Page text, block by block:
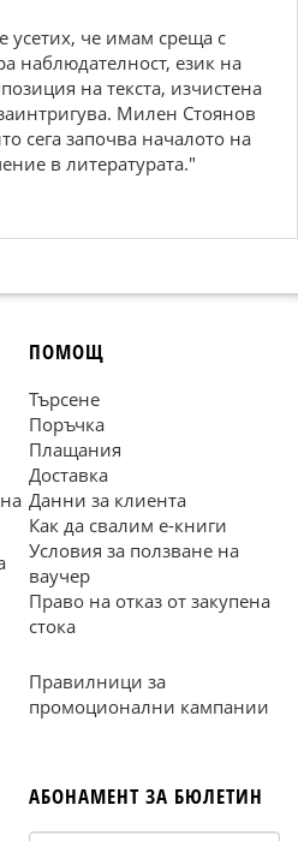
усетих, че имам среща с
наблюдателност, език на
на текста, изчистена
Милен Стоянов
сега започва началото на
в литературата."
ПОМОЩ
Търсене
Поръчка
Плащания
Доставка
Данни за клиента
Как да свалим е-книги
Условия за ползване на
ваучер
Право на отказ от закупена
стока
Правилници за
промоционални кампании
АБОНАМЕНТ ЗА БЮЛЕТИН